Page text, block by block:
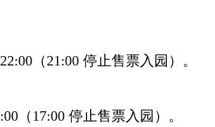
（21:00 停止售票入园）。
（17:00 停止售票入园）。